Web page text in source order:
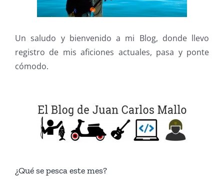
Un saludo y bienvenido a mi Blog, donde llevo
registro de mis aficiones actuales, pasa y ponte
cómodo.
¿Qué se pesca este mes?